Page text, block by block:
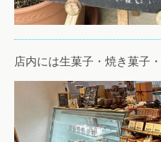
店内には生菓子・焼き菓子